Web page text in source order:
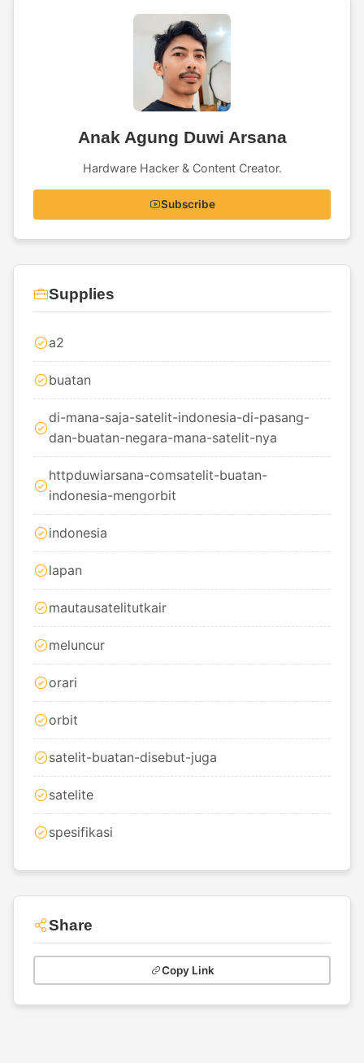
Anak Agung Duwi Arsana
Hardware Hacker & Content Creator.
Subscribe
Supplies
a2
buatan
di-mana-saja-satelit-indonesia-di-pasang-
dan-buatan-negara-mana-satelit-nya
httpduwiarsana-comsatelit-buatan-
indonesia-mengorbit
indonesia
lapan
mautausatelitutkair
meluncur
orari
orbit
satelit-buatan-disebut-juga
satelite
spesifikasi
Share
Copy Link